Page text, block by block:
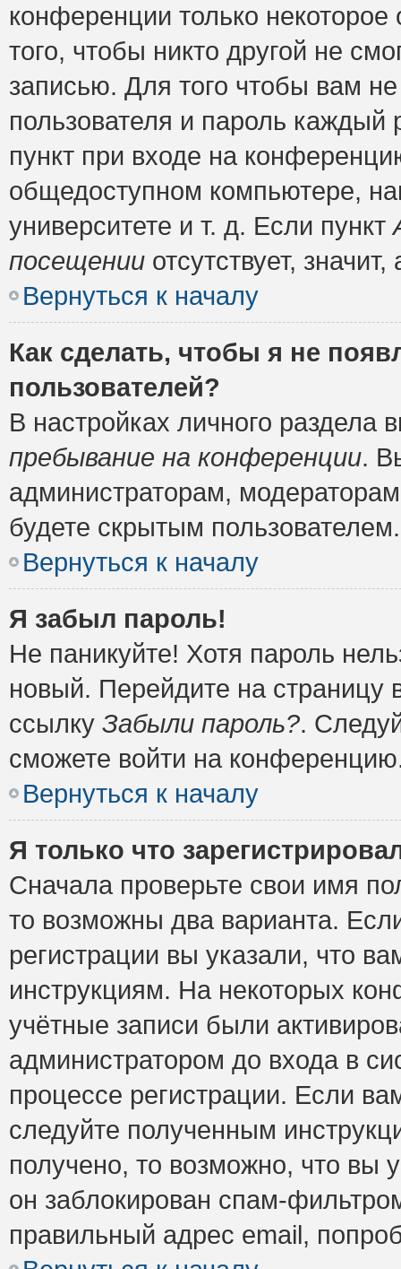
конференции только
того, чтобы никто другой не
записью. Для того чтобы вам
пользователя и пароль
пункт при входе на
общедоступном компьютере,
университете и т. д. Если пункт
посещении отсутствует,
Вернуться к началу
Как сделать, чтобы я не
пользователей?
В настройках личного
пребывание на конференции.
администраторам,
будете скрытым пользователем.
Вернуться к началу
Я забыл пароль!
Не паникуйте! Хотя пароль
новый. Перейдите на
ссылку Забыли пароль?.
сможете войти на
Вернуться к началу
Я только что
Сначала проверьте свои имя
то возможны два варианта.
регистрации вы указали, что
инструкциям. На некоторых
учётные записи были
администратором до входа в
процессе регистрации. Если
следуйте полученным
получено, то возможно, что вы
он заблокирован спам-
правильный адрес email,